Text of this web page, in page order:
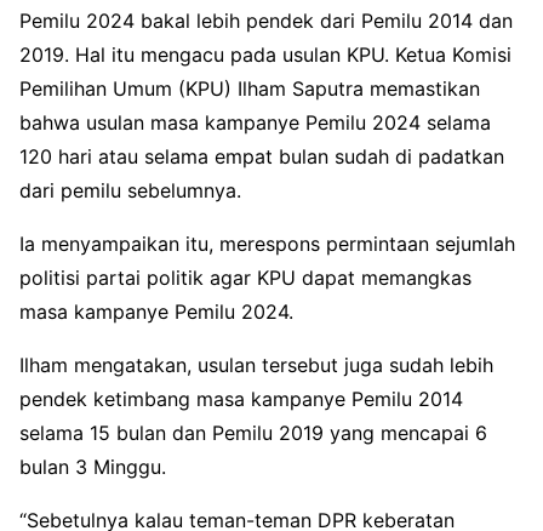
Pemilu 2024 bakal lebih pendek dari Pemilu 2014 dan
2019. Hal itu mengacu pada usulan KPU. Ketua Komisi
Pemilihan Umum (KPU) Ilham Saputra memastikan
bahwa usulan masa kampanye Pemilu 2024 selama
120 hari atau selama empat bulan sudah di padatkan
dari pemilu sebelumnya.
Ia menyampaikan itu, merespons permintaan sejumlah
politisi partai politik agar KPU dapat memangkas
masa kampanye Pemilu 2024.
Ilham mengatakan, usulan tersebut juga sudah lebih
pendek ketimbang masa kampanye Pemilu 2014
selama 15 bulan dan Pemilu 2019 yang mencapai 6
bulan 3 Minggu.
“Sebetulnya kalau teman-teman DPR keberatan